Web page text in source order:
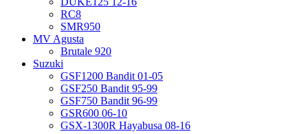
RC8
SMR950
MV Agusta
Brutale 920
Suzuki
GSF1200 Bandit 01-05
GSF250 Bandit 95-99
GSF750 Bandit 96-99
GSR600 06-10
GSX-1300R Hayabusa 08-16